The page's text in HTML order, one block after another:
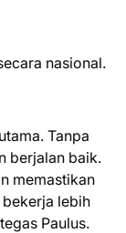
nasional.
Tanpa
berjalan baik.
memastikan
lebih
Paulus.